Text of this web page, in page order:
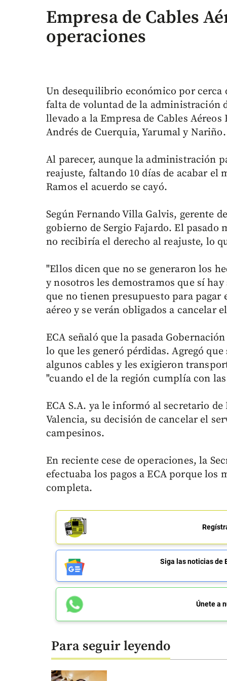
Empresa de Cables
operaciones
Un desequilibrio económico por cerca
falta de voluntad de la administración
llevado a la Empresa de Cables
Andrés de Cuerquia, Yarumal y Nariño.
Al parecer, aunque la administración
reajuste, faltando 10 días de acabar el
Ramos el acuerdo se cayó.
Según Fernando Villa Galvis, gerente
gobierno de Sergio Fajardo. El
no recibiría el derecho al reajuste, lo
"Ellos dicen que no se generaron los
y nosotros les demostramos que sí
que no tienen presupuesto para pagar
aéreo y se verán obligados a cancelar
ECA señaló que la pasada
lo que les generó pérdidas. Agregó
algunos cables y les exigieron
"cuando el de la región cumplía con
ECA S.A. ya le informó al secretario
Valencia, su decisión de cancelar el
campesinos.
En reciente cese de operaciones, la
efectuaba los pagos a ECA porque
completa.
Siga las noticias de
Únete a
Para seguir leyendo